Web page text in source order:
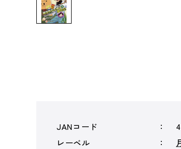
JANコード
レーベル